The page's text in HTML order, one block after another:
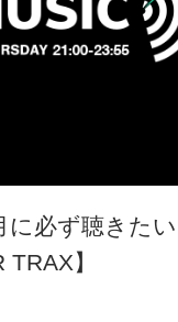
に必ず聴きたい
】